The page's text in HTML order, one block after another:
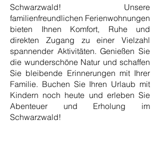
Schwarzwald! Unsere
familienfreundlichen Ferienwohnungen
bieten Ihnen Komfort, Ruhe und
direkten Zugang zu einer Vielzahl
spannender Aktivitäten. Genießen Sie
die wunderschöne Natur und schaffen
Sie bleibende Erinnerungen mit Ihrer
Familie. Buchen Sie Ihren Urlaub mit
Kindern noch heute und erleben Sie
Abenteuer und Erholung im
Schwarzwald!